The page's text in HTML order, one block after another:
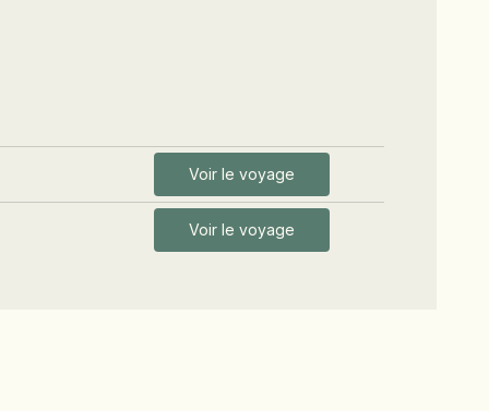
Voir le voyage
Voir le voyage